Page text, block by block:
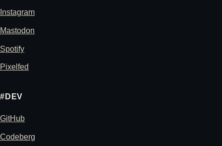
Instagram
Mastodon
Spotify
Pixelfed
#DEV
GitHub
Codeberg